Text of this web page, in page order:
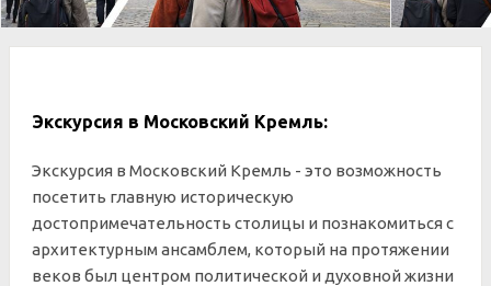
Экскурсия в Московский Кремль:
Экскурсия в Московский Кремль - это возможность
посетить главную историческую
достопримечательность столицы и познакомиться с
архитектурным ансамблем, который на протяжении
веков был центром политической и духовной жизни